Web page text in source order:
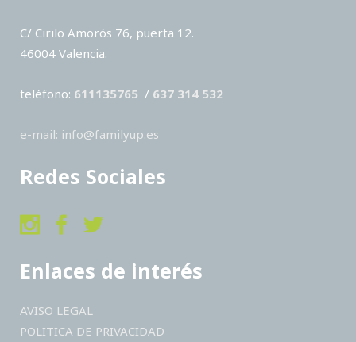
C/ Cirilo Amorós 76, puerta 12.
46004 Valencia.
teléfono: 611135765 / 637 314 532
e-mail: info@familyup.es
Redes Sociales
Enlaces de interés
AVISO LEGAL
POLITICA DE PRIVACIDAD